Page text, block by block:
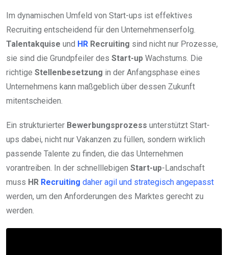
Im dynamischen Umfeld von Start-ups ist effektives
Recruiting entscheidend für den Unternehmenserfolg.
Talentakquise und HR Recruiting sind nicht nur Prozesse,
sie sind die Grundpfeiler des Start-up Wachstums. Die
richtige Stellenbesetzung in der Anfangsphase eines
Unternehmens kann maßgeblich über dessen Zukunft
mitentscheiden.
Ein strukturierter Bewerbungsprozess unterstützt Start-
ups dabei, nicht nur Vakanzen zu füllen, sondern wirklich
passende Talente zu finden, die das Unternehmen
vorantreiben. In der schnelllebigen Start-up-Landschaft
muss HR Recruiting daher agil und strategisch angepasst
werden, um den Anforderungen des Marktes gerecht zu
werden.